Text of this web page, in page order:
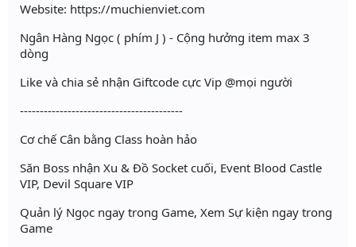
Website: https://muchienviet.com
Ngân Hàng Ngọc ( phím J ) - Cộng hưởng item max 3
dòng
Like và chia sẻ nhận Giftcode cực Vip @mọi người
-----------------------------------------
Cơ chế Cân bằng Class hoàn hảo
Săn Boss nhận Xu & Đồ Socket cuối, Event Blood Castle
VIP, Devil Square VIP
Quản lý Ngọc ngay trong Game, Xem Sự kiện ngay trong
Game